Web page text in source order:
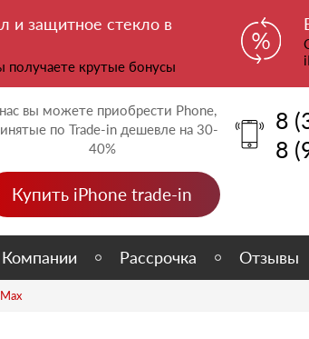
и защитное стекло в
получаете крутые бонусы
вы можете приобрести Phone,
по Trade-in дешевле на 30-
40%
Купить iPhone trade-in
8
8
Рассрочка Отзывы